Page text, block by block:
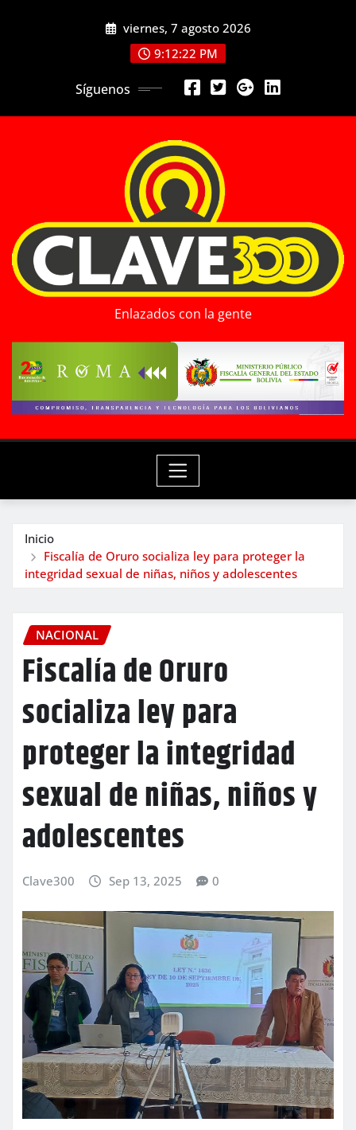
viernes, 7 agosto 2026
9:12:24 PM
Síguenos
Enlazados con la gente
Inicio
Fiscalía de Oruro socializa ley para proteger la
integridad sexual de niñas, niños y adolescentes
NACIONAL
Fiscalía de Oruro
socializa ley para
proteger la integridad
sexual de niñas, niños y
adolescentes
Clave300 Sep 13, 2025 0